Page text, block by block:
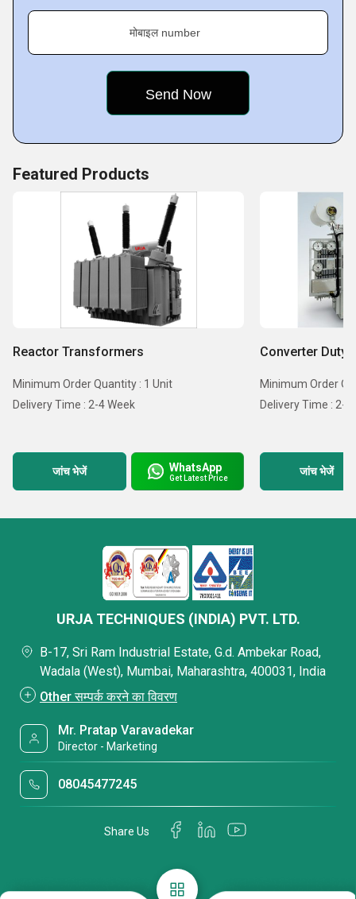
मोबाइल number
Featured Products
Reactor Transformers
Minimum Order Quantity : 1 Unit
Delivery Time : 2-4 Week
जांच भेजें WhatsApp
Get Latest Price
Converter Duty
Minimum Order
Delivery Time : 2-
जांच भेजें
URJA TECHNIQUES (INDIA) PVT. LTD.
B-17, Sri Ram Industrial Estate, G.d. Ambekar Road,
Wadala (West), Mumbai, Maharashtra, 400031, India
Other सम्पर्क करने का विवरण
Mr. Pratap Varavadekar
Director - Marketing
08045477245
Share Us